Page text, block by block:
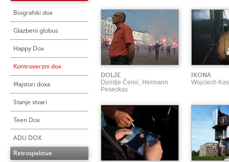
Biografski dox
Glazbeni globus
Happy Dox
Kontroverzni dox
Majstori doxa
Stanje stvari
Teen Dox
ADU DOX
Retrospektive
DOLJE
Djordje Čenić, Hermann
Peseckas
IKONA
Wojciech